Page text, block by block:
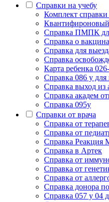
Справки на учебу
Комплект
Квантифироновый
Справка ПМПК
Справка о
Справка для
Справка
Карта ребенка
Справка 086 у для
Справка выход из
Справка академ
Справка 095у
Справки от врача
Справка от
Справка от
Cправка Реакция
Cправка в Артек
Cправка от
Cправка от
Cправка от
Cправка донора
Cправка 057 у 04